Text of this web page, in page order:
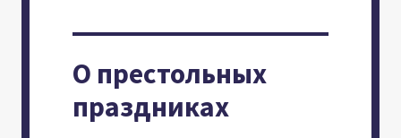
О престольных
праздниках